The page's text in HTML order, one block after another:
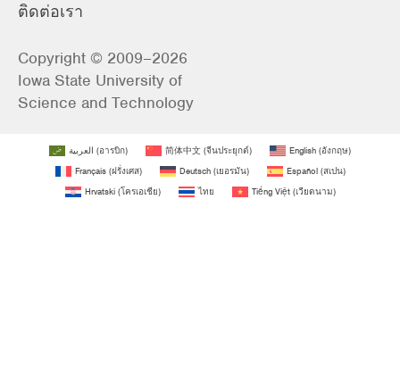
ติดต่อเรา
Copyright © 2009–2026
Iowa State University of
Science and Technology
العربية (อารบิก) 简体中文 (จีนประยุกต์) English (อังกฤษ)
Français(ฝรั่งเศส) Deutsch(เยอรมัน) Español(สเปน)
Hrvatski(โครเอเชีย) ไทย Tiếng Việt(เวียดนาม)